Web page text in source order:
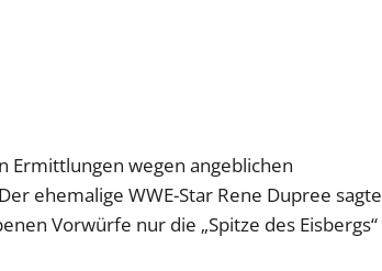
Ermittlungen wegen angeblichen
ehemalige WWE-Star Rene Dupree sagte
Vorwürfe nur die „Spitze des Eisbergs“